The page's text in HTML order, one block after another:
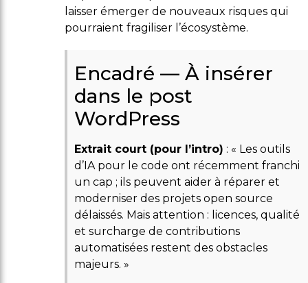
laisser émerger de nouveaux risques qui
pourraient fragiliser l’écosystème.
Encadré — À insérer
dans le post
WordPress
Extrait court (pour l’intro) : « Les outils
d’IA pour le code ont récemment franchi
un cap ; ils peuvent aider à réparer et
moderniser des projets open source
délaissés. Mais attention : licences, qualité
et surcharge de contributions
automatisées restent des obstacles
majeurs. »